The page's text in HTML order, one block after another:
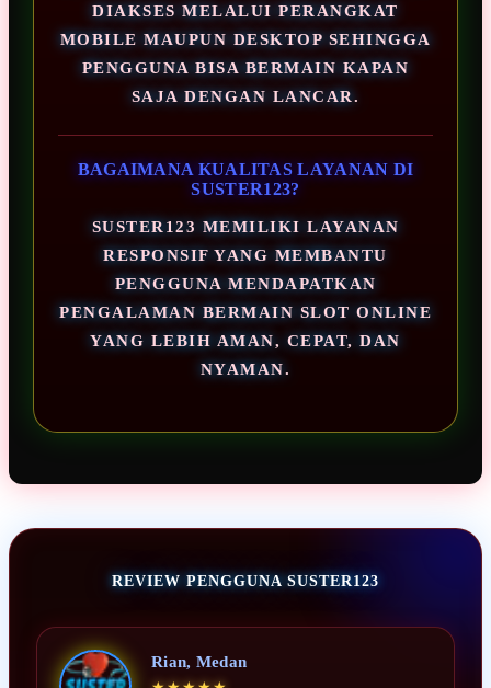
DIAKSES MELALUI PERANGKAT
MOBILE MAUPUN DESKTOP SEHINGGA
PENGGUNA BISA BERMAIN KAPAN
SAJA DENGAN LANCAR.
BAGAIMANA KUALITAS LAYANAN DI
SUSTER123?
SUSTER123 MEMILIKI LAYANAN
RESPONSIF YANG MEMBANTU
PENGGUNA MENDAPATKAN
PENGALAMAN BERMAIN SLOT ONLINE
YANG LEBIH AMAN, CEPAT, DAN
NYAMAN.
REVIEW PENGGUNA SUSTER123
Rian, Medan